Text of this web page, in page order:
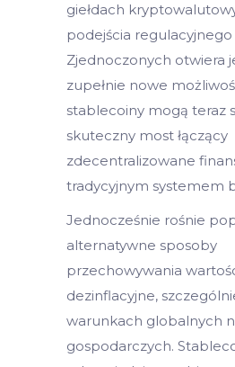
giełdach
podejścia regulacyjnego
Zjednoczonych otwiera
zupełnie nowe
stablecoiny mogą teraz
skuteczny most łączący
zdecentralizowane
tradycyjnym systemem
Jednocześnie rośnie
alternatywne sposoby
przechowywania
dezinflacyjne,
warunkach globalnych
gospodarczych.